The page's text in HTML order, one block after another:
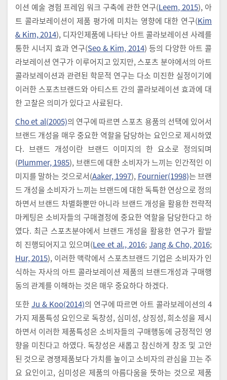
이션 예술 경험 프레임 워크 구축에 관한 연구(Leem, 2015), 아
트 콜라보레이션이 제품 평가에 미치는 영향에 대한 연구(Kim
& Kim, 2014), 디자인제품에 나타난 아트 콜라보레이션 사례를
통한 시너지 효과 연구(Seo & Kim, 2014) 등의 다양한 아트 콜
라보레이션 연구가 이루어지고 있지만, 스포츠 분야에서의 아트
콜라보레이션과 관련된 학문적 연구는 다소 미진한 실정이기에
이러한 스포츠브랜드와 아티스트 간의 콜라보레이션 효과에 대
한 고찰은 의미가 있다고 사료된다.
Cho et al(2005)의 연구에 따르면 스포츠 용품의 선택에 있어서
브랜드 개성을 매우 중요한 역할을 담당하는 요인으로 제시하였
다. 브랜드 개성이란 브랜드 이미지의 한 요소로 정의되며
(Plummer, 1985), 브랜드에 대한 소비자가 느끼는 인간적인 이
미지를 말하는 것으로서(Aaker, 1997), Fournier(1998)는 브랜
드 개성을 소비자가 느끼는 브랜드에 대한 독특한 연상으로 정의
하면서 브랜드 차별화뿐만 아니라 브랜드 개성을 활용한 전략적
마케팅은 소비자들의 구매결정에 중요한 역할을 담당한다고 하
였다. 최근 스포츠분야에서 브랜드 개성을 활용한 연구가 활발
히 진행되어지고 있으며(Lee et al., 2016;Jang & Cho, 2016;
Hur, 2015), 이러한 맥락에서 스포츠브랜드 기업은 소비자가 인
식하는 자사의 아트 콜라보레이션 제품의 브랜드개성과 구매행
동의 관계를 이해하는 것은 매우 중요하다 하겠다.
또한Ju & Koo(2014)의 연구에 따르면 아트 콜라보레이션의 4
가지 제품특성 요인으로 독창성, 심미성, 상징성, 희소성을 제시
하면서 이러한 제품특성은 소비자들의 구매행동에 긍정적인 영
향을 미친다고 하였다. 독창성은 새롭고 참신하게 창조 및 고안
된 것으로 경쟁제품보다 가치를 높이고 소비자의 관심을 끄는 주
요 요인이고, 심미성은 제품의 아름다움을 뜻하는 것으로 제품